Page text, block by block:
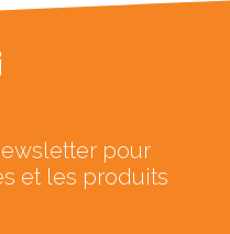
pour
et les produits